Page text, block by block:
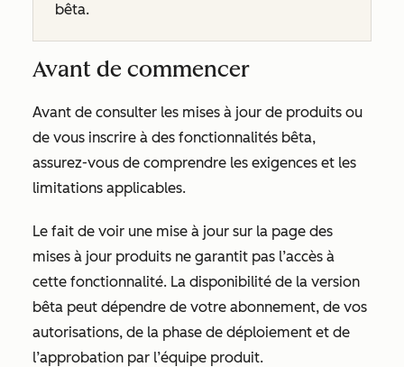
bêta.
Avant de commencer
Avant de consulter les mises à jour de produits ou
de vous inscrire à des fonctionnalités bêta,
assurez-vous de comprendre les exigences et les
limitations applicables.
Le fait de voir une mise à jour sur la page des
mises à jour produits ne garantit pas l’accès à
cette fonctionnalité. La disponibilité de la version
bêta peut dépendre de votre abonnement, de vos
autorisations, de la phase de déploiement et de
l’approbation par l’équipe produit.